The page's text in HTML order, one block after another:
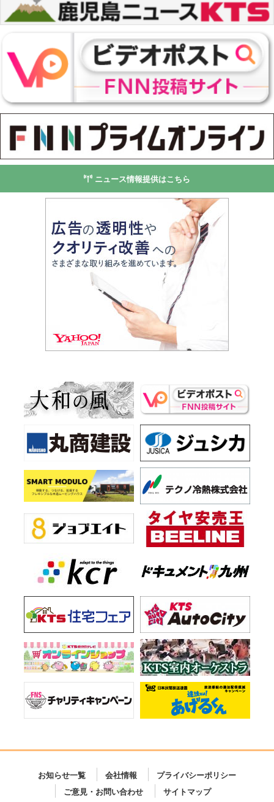
ニュース情報提供はこちら
お知らせ一覧 会社情報
プライバシーポリシー
ご意見・お問い合わせ
サイトマップ